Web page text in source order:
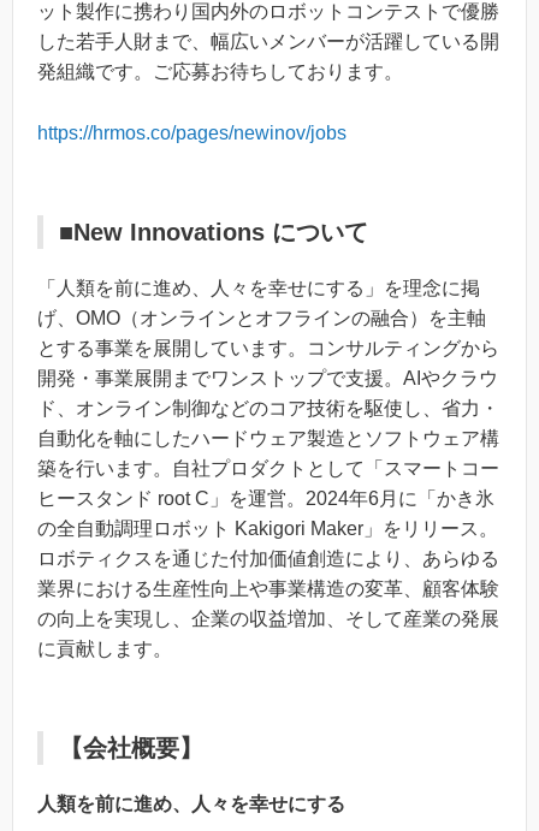
ット製作に携わり国内外のロボットコンテストで優勝
した若手人財まで、幅広いメンバーが活躍している開
発組織です。ご応募お待ちしております。
https://hrmos.co/pages/newinov/jobs
■New Innovations について
「人類を前に進め、人々を幸せにする」を理念に掲
げ、OMO（オンラインとオフラインの融合）を主軸
とする事業を展開しています。コンサルティングから
開発・事業展開までワンストップで支援。AIやクラウ
ド、オンライン制御などのコア技術を駆使し、省力・
自動化を軸にしたハードウェア製造とソフトウェア構
築を行います。自社プロダクトとして「スマートコー
ヒースタンド root C」を運営。2024年6月に「かき氷
の全自動調理ロボット Kakigori Maker」をリリース。
ロボティクスを通じた付加価値創造により、あらゆる
業界における生産性向上や事業構造の変革、顧客体験
の向上を実現し、企業の収益増加、そして産業の発展
に貢献します。
【会社概要】
人類を前に進め、人々を幸せにする